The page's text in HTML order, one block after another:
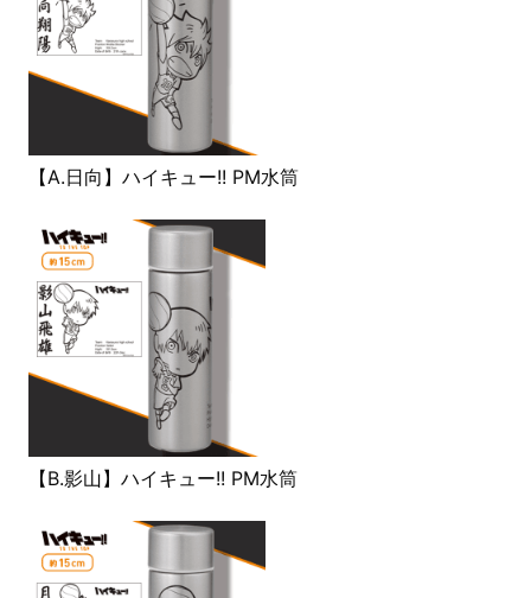
【A.日向】ハイキュー!! PM水筒
【B.影山】ハイキュー!! PM水筒